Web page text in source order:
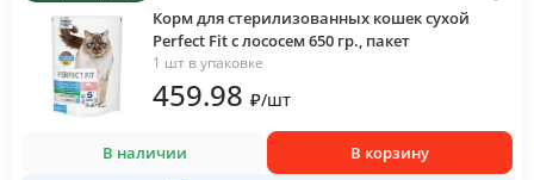
Корм для стерилизованных кошек сухой
Perfect Fit с лососем 650 гр., пакет
1 шт в упаковке
459.98 ₽/шт
В наличии
В корзину